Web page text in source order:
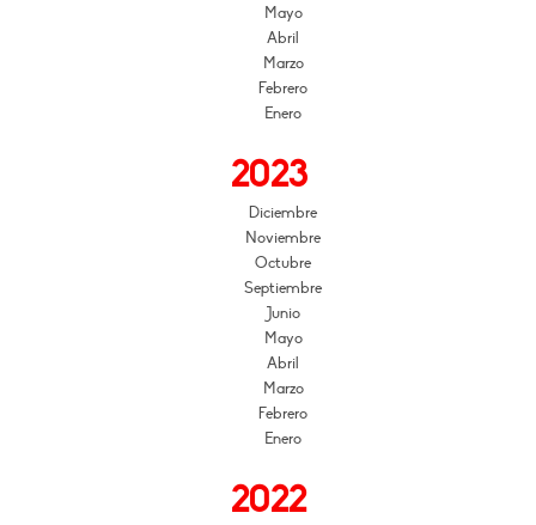
Mayo
Abril
Marzo
Febrero
Enero
2023
Diciembre
Noviembre
Octubre
Septiembre
Junio
Mayo
Abril
Marzo
Febrero
Enero
2022